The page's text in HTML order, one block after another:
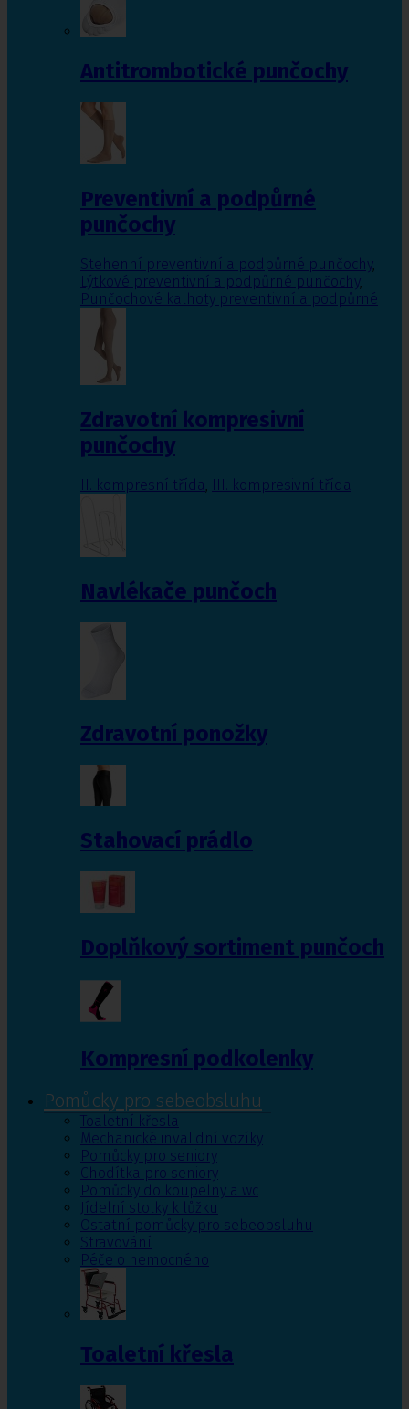
Antitrombotické punčochy
Preventivní a podpůrné
punčochy
Stehenní preventivní a podpůrné punčochy,
Lýtkové preventivní a podpůrné punčochy,
Punčochové kalhoty preventivní a podpůrné
Zdravotní kompresivní
punčochy
II. kompresní třída III. kompresivní třída
Navlékače punčoch
Zdravotní ponožky
Stahovací prádlo
Doplňkový sortiment punčoch
Kompresní podkolenky
Pomůcky pro sebeobsluhu
Toaletní křesla
Mechanické invalidní vozíky
Pomůcky pro seniory
Chodítka pro seniory
Pomůcky do koupelny a wc
Jídelní stolky k lůžku
Ostatní pomůcky pro sebeobsluhu
Stravování
Péče o nemocného
Toaletní křesla